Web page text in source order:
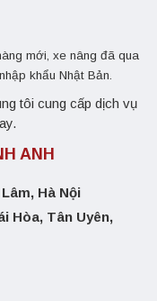
mới, xe nâng đã qua
khẩu Nhật Bản.
tôi cung cấp dịch vụ
ANH
Hà Nội
Hòa, Tân Uyên,